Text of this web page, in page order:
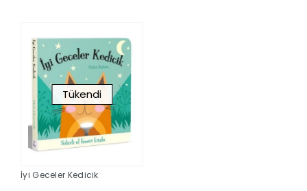
Tükendi
İyi Geceler Kedicik